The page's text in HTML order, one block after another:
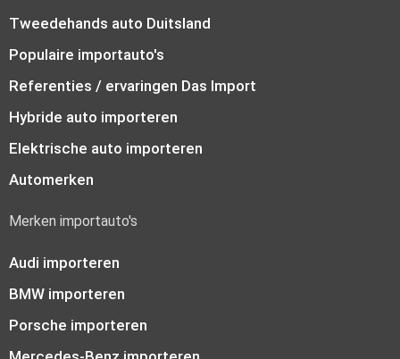
Tweedehands auto Duitsland
Populaire importauto's
Referenties / ervaringen Das Import
Hybride auto importeren
Elektrische auto importeren
Automerken
Merken importauto's
Audi importeren
BMW importeren
Porsche importeren